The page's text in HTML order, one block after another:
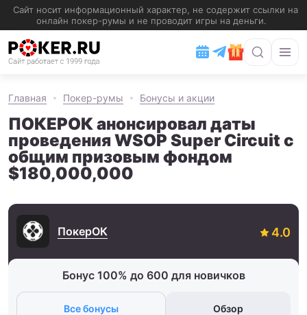
Главная Покер-румы Бонусы и акции
ПОКЕРОК анонсировал даты
проведения WSOP Super Circuit с
общим призовым фондом
$180,000,000
ПокерОК
Бонус 100% до 600 для новичков
Все бонусы Обзор